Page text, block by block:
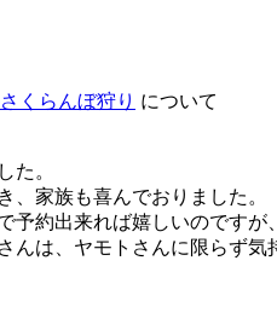
くらんぼ狩り について
た。
、家族も喜んでおりました。
予約出来れば嬉しいのですが
んは、ヤモトさんに限らず